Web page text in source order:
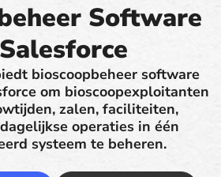
Software
bioscoopbeheer software
om bioscoopexploitanten
zalen, faciliteiten,
operaties in één
systeem te beheren.